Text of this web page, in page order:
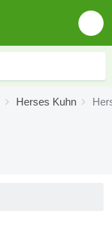
Herses Kuhn